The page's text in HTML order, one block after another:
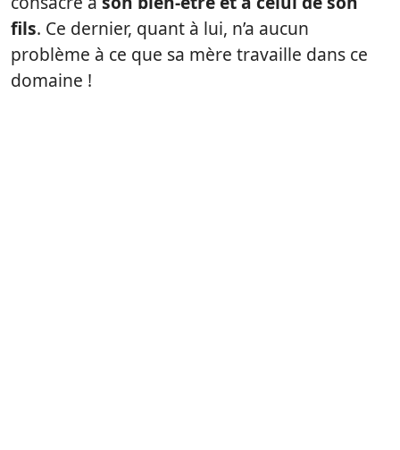
fils. Ce dernier, quant à lui, n’a aucun
problème à ce que sa mère travaille dans ce
domaine !